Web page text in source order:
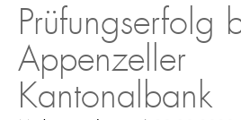
Prüfungserfolg
Appenzeller
Kantonalbank